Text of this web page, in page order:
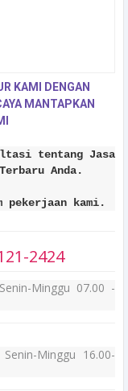
KAMI DENGAN
MANTAPKAN
tentang Jasa
Anda.
pekerjaan kami.
2424
Senin-Minggu 07.00 -
Senin-Minggu 16.00-